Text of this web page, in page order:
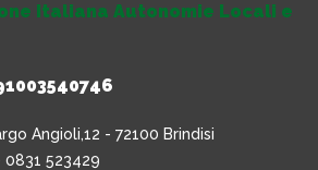
Italiana Autonomie Locali e
Angioli,12 - 72100 Brindisi
0831 523429